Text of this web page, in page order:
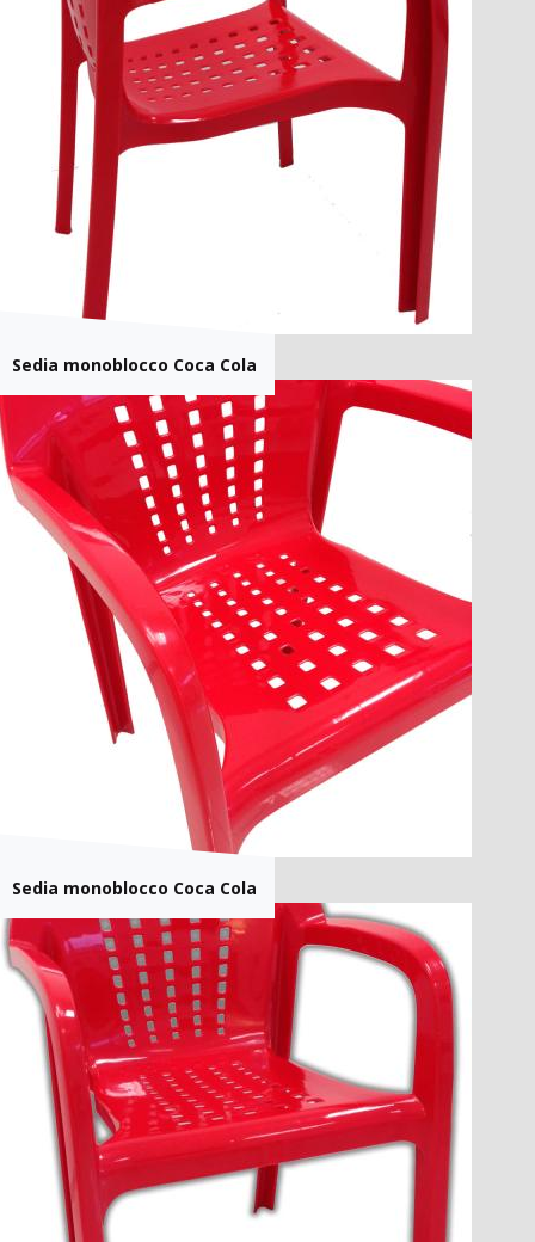
Sedia monoblocco Coca Cola
Sedia monoblocco Coca Cola